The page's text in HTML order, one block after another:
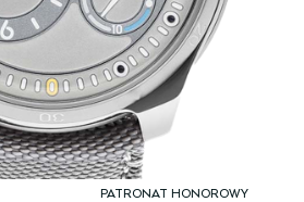
PATRONAT HONOROWY